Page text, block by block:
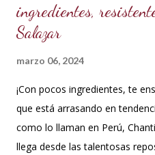
ingredientes,
Salazar
marzo 06, 2024
¡Con pocos ingredientes, te
que está arrasando en
como lo llaman en Perú,
llega desde las talentosas